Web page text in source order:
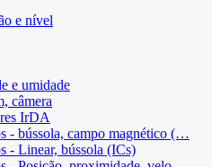
e nível
e umidade
câmera
IrDA
- bússola, campo magnético (…
- Linear, bússola (ICs)